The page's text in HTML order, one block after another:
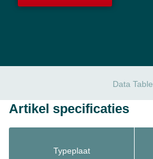
Data Table
Artikel specificaties
Typeplaat